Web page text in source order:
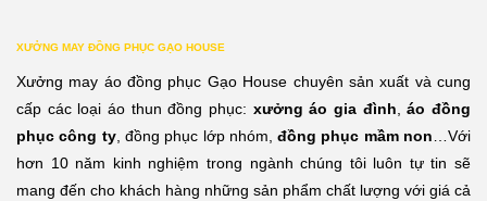
XƯỞNG MAY ĐỒNG PHỤC GẠO HOUSE
Xưởng may áo đồng phục Gạo House chuyên sản xuất và cung
cấp các loại áo thun đồng phục: xưởng áo gia đình ,áo đồng
phục công ty, đồng phục lớp nhóm,đồng phục mầm non …Với
hơn 10 năm kinh nghiệm trong ngành chúng tôi luôn tự tin sẽ
mang đến cho khách hàng những sản phẩm chất lượng với giá cả